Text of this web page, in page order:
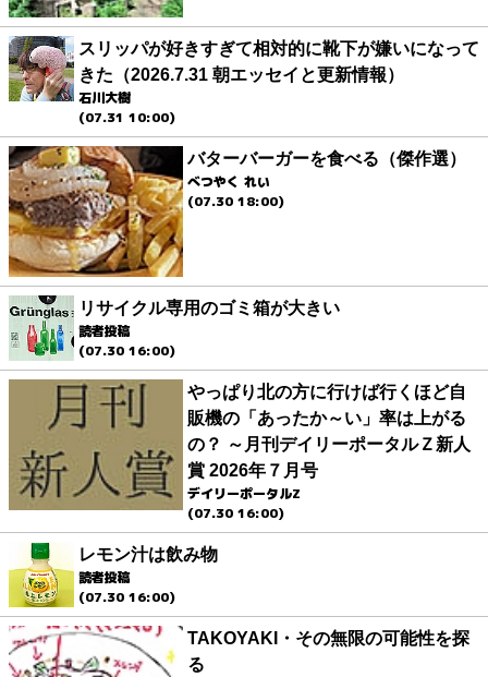
スリッパが好きすぎて相対的に靴下が嫌いになって
きた（2026.7.31 朝エッセイと更新情報）
石川大樹
(07.31 10:00)
バターバーガーを食べる（傑作選）
べつやく れい
(07.30 18:00)
リサイクル専用のゴミ箱が大きい
読者投稿
(07.30 16:00)
やっぱり北の方に行けば行くほど自
販機の「あったか～い」率は上がる
の？ ～月刊デイリーポータルＺ新人
賞 2026年７月号
デイリーポータルZ
(07.30 16:00)
レモン汁は飲み物
読者投稿
(07.30 16:00)
TAKOYAKI・その無限の可能性を探
る